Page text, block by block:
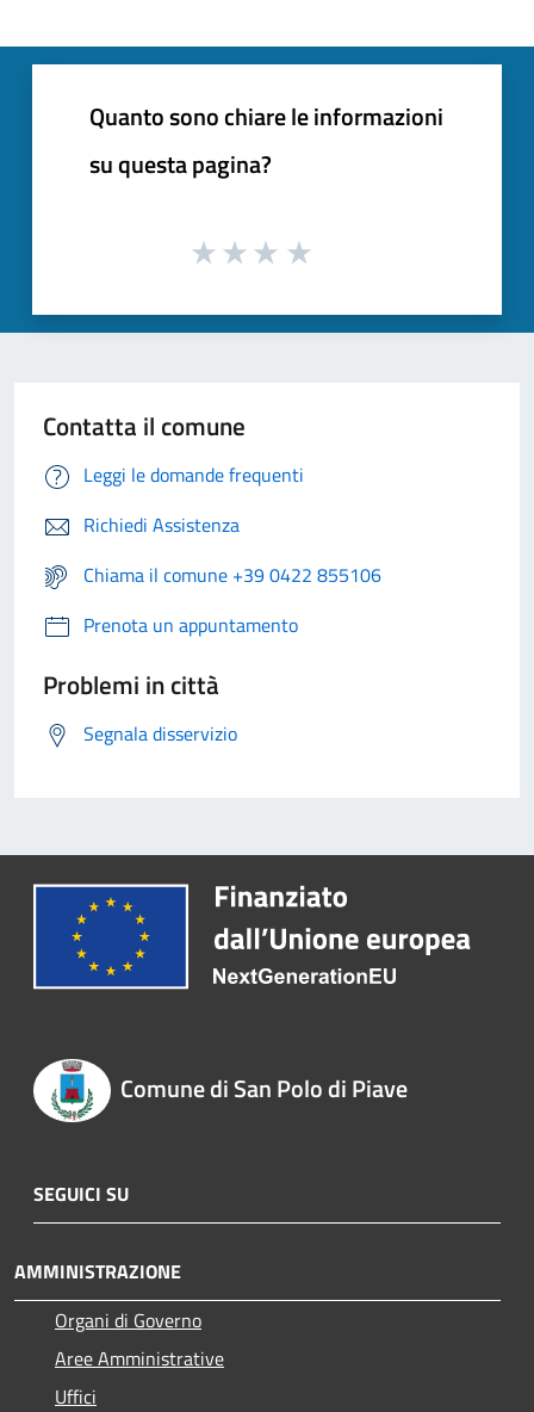
Quanto sono chiare le informazioni
su questa pagina?
Contatta il comune
Leggi le domande frequenti
Richiedi Assistenza
Chiama il comune +39 0422 855106
Prenota un appuntamento
Problemi in città
Segnala disservizio
Comune di San Polo di Piave
SEGUICI SU
AMMINISTRAZIONE
Organi di Governo
Aree Amministrative
Uffici